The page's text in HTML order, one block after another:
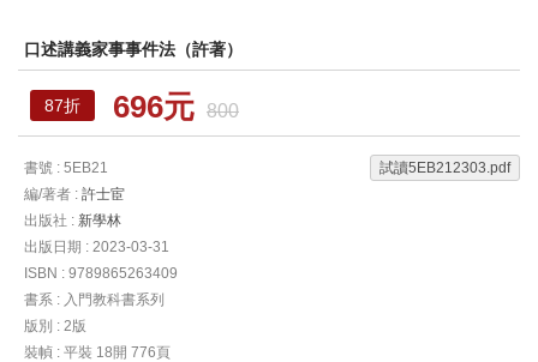
口述講義家事事件法（許著）
87折 696元 800
書號 : 5EB21
編/著者 : 許士宦
出版社 : 新學林
出版日期 : 2023-03-31
ISBN : 9789865263409
書系 : 入門教科書系列
版別 : 2版
裝幀 : 平裝 18開 776頁
試讀5EB212303.pdf